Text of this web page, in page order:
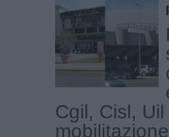
Cgil, Cisl,